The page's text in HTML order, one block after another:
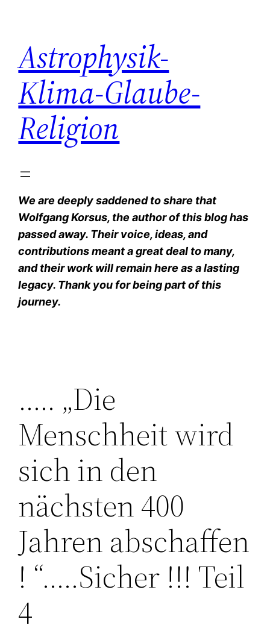
springen
Astrophysik-
Klima-Glaube-
Religion
We are deeply saddened to share that
Wolfgang Korsus, the author of this blog has
passed away. Their voice, ideas, and
contributions meant a great deal to many,
and their work will remain here as a lasting
legacy. Thank you for being part of this
journey.
….. „Die
Menschheit wird
sich in den
nächsten 400
Jahren abschaffen
! “…..Sicher !!! Teil
4